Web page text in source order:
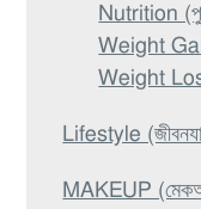
Nutrition
Weight
Weight
Lifestyle
MAKEUP